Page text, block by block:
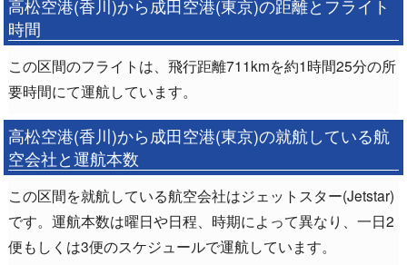
高松空港(香川)から成田空港(東京)の距離とフライト
時間
この区間のフライトは、飛行距離711kmを約1時間25分の所
要時間にて運航しています。
高松空港(香川)から成田空港(東京)の就航している航
空会社と運航本数
この区間を就航している航空会社はジェットスター(Jetstar)
です。運航本数は曜日や日程、時期によって異なり、一日2
便もしくは3便のスケジュールで運航しています。